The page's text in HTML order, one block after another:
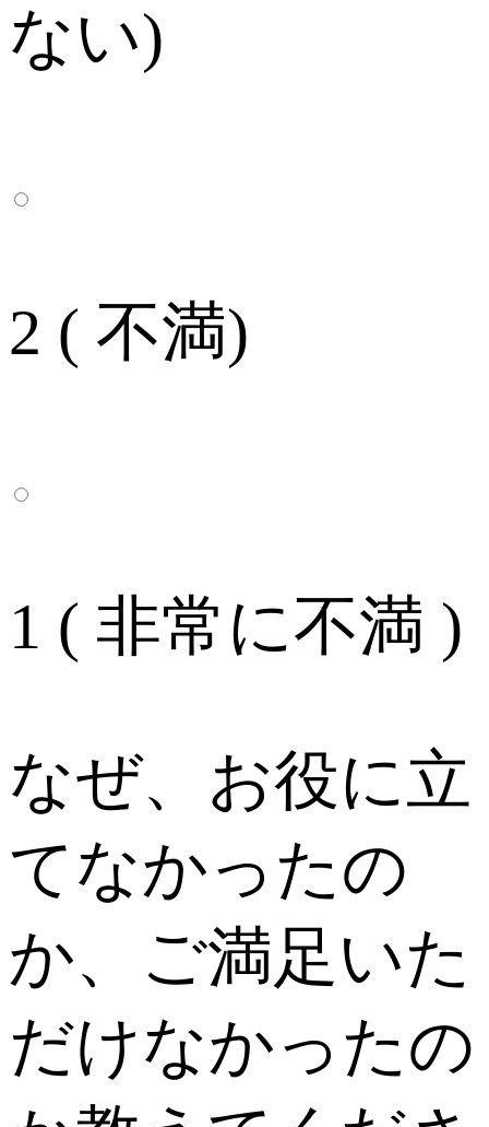
ない)
2 ( 不満)
1 ( 非常に不満 )
なぜ、お役に立
てなかったの
か、ご満足いた
だけなかったの